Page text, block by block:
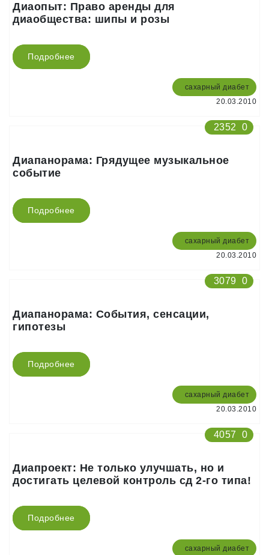
Диаопыт: Право аренды для
диаобщества: шипы и розы
Подробнее
сахарный диабет
20.03.2010
2352 0
Диапанорама: Грядущее музыкальное
событие
Подробнее
сахарный диабет
20.03.2010
3079 0
Диапанорама: События, сенсации,
гипотезы
Подробнее
сахарный диабет
20.03.2010
4057 0
Диапроект: Не только улучшать, но и
достигать целевой контроль сд 2-го типа!
Подробнее
сахарный диабет